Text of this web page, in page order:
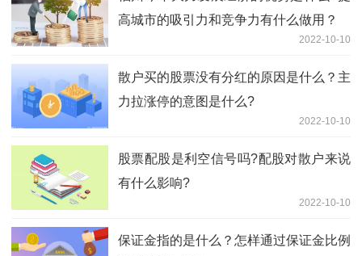
高城市的吸引力和竞争力有什么做用？
2022-10-10
散户买的股票没有分红的原因是什么？主
力拉涨停的意图是什么?
2022-10-10
股票配股是利空信号吗?配股对散户来说
有什么影响?
2022-10-10
保证金指的是什么？怎样通过保证金比例